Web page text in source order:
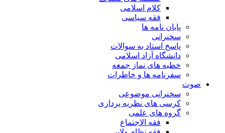
کلام اسلامی
فقه سیاسی
پایان نامه ها
سخنرانی
پاسخ استاد به سوالات
دانشگاه آزاد اسلامی
خطبه های نماز جمعه
سفرنامه ها و خاطرات
صوت
سخنرانی موضوعی
کرسی های نظریه پردازی
گروه های علمی
فقه الاجتماع